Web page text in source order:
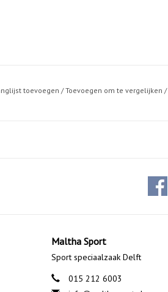
toevoegen /Toevoegen om te vergelijken /
Maltha Sport
Sport speciaalzaak Delft
015 212 6003